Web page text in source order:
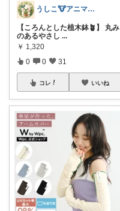
うしこ🐮アニマル&植物大好き🪴
【ころんとした植木鉢🪴】 丸み
のあるやさし ...
￥ 1,320
0 0 31
コレ いいね